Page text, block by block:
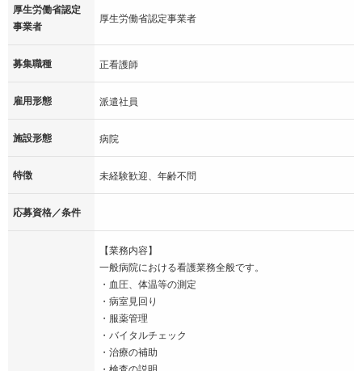
厚生労働省認定
事業者
厚生労働省認定事業者
募集職種 正看護師
雇用形態 派遣社員
施設形態 病院
特徴 未経験歓迎、年齢不問
応募資格／条件
【業務内容】
一般病院における看護業務全般です。
・血圧、体温等の測定
・病室見回り
・服薬管理
・バイタルチェック
・治療の補助
・検査の説明